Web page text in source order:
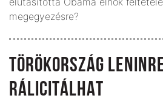
megegyezésre?
TÖRÖKORSZÁG
RÁLICITÁLHAT